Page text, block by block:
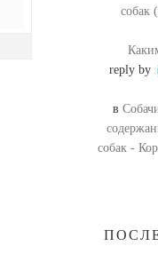
собак
reply by
в
собак -